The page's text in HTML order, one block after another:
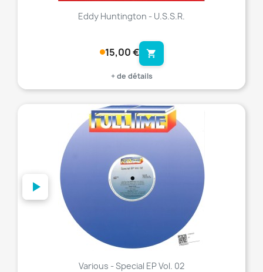
Eddy Huntington - U.S.S.R.
15,00 € shopping_cart
+ de détails
Various - Special EP Vol. 02